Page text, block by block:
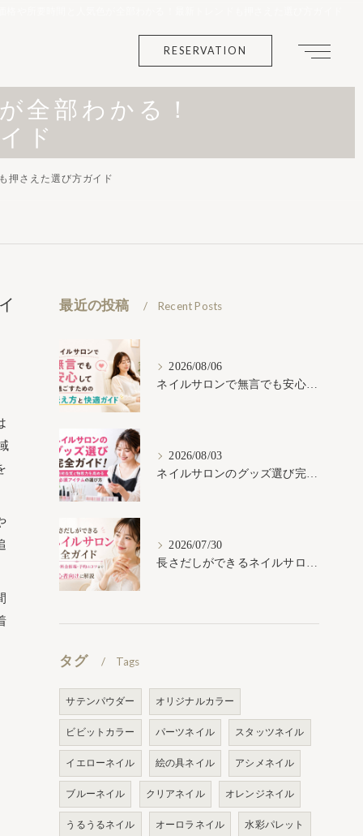
RESERVATION
全部わかる！
ド
押さえた選び方ガイド
最近の投稿 Recent Posts
2026/08/06
ネイルサロンで無言でも安心して過ごすための伝え方と快適ガイド
2026/08/03
ネイルサロンのグッズ選び完全ガイド！施術品質と物販力を高める必須アイテムの選び方
2026/07/30
長さだしができるネイルサロン完全ガイド｜種類・料金相場・予約のコツまで初心者向けに解説
タグ Tags
サテンパウダー オリジナルカラー
ビビットカラー パーツネイル スタッツネイル
イエローネイル 絵の具ネイル アシメネイル
ブルーネイル クリアネイル オレンジネイル
うるうるネイル オーロラネイル 水彩パレット